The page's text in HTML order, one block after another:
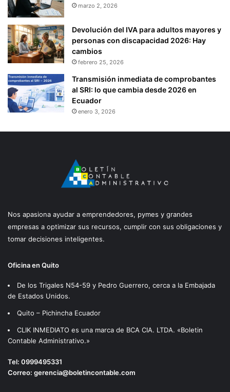
marzo 2, 2026
Devolución del IVA para adultos mayores y
personas con discapacidad 2026: Hay
cambios
febrero 25, 2026
Transmisión inmediata de comprobantes
al SRI: lo que cambia desde 2026 en
Ecuador
enero 3, 2026
Nos apasiona ayudar a emprendedores, pymes y grandes
empresas a optimizar sus recursos, cumplir con sus obligaciones y
tomar decisiones inteligentes.
Oficina en Quito
De los Trigales N54-59 y Pedro Guerrero, cerca a la Embajada
de Estados Unidos.
Quito – Pichincha Ecuador
CLIK INMEDIATO es una marca de BCA CIA. LTDA. «Boletin
Contable Administrativo.»
Tel: 0999495331
Correo: gerencia@boletincontable.com